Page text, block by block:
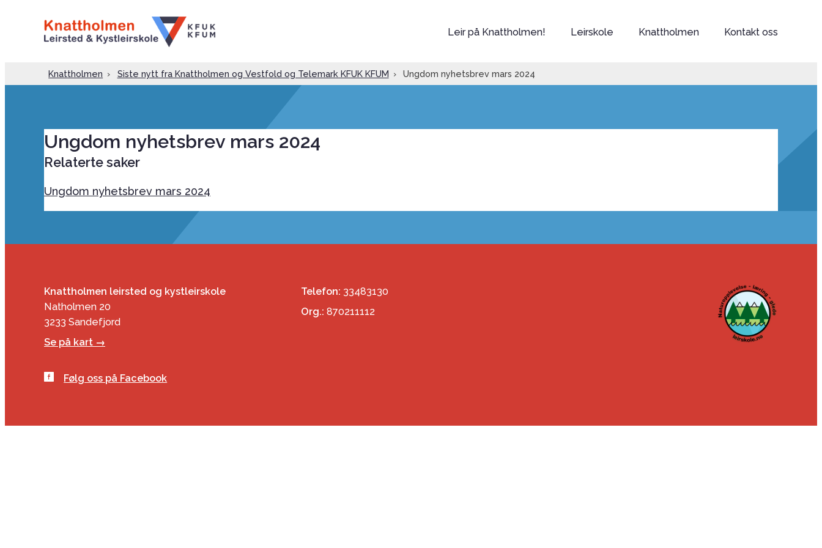
Leir på Knattholmen! Leirskole Knattholmen Kontakt oss
Knattholmen › Siste nytt fra Knattholmen og Vestfold og Telemark KFUK KFUM › Ungdom nyhetsbrev mars 2024
Ungdom nyhetsbrev mars 2024
Relaterte saker
Ungdom nyhetsbrev mars 2024
Knattholmen leirsted og kystleirskole
Natholmen 20
3233 Sandefjord
Se på kart →
Følg oss på Facebook
Telefon: 33483130
Org.: 870211112